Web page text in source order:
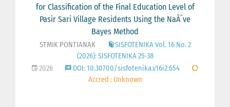
for Classification of the Final Education Level of
Pasir Sari Village Residents Using the NaÃ¯ve
Bayes Method
STMIK PONTIANAK
SISFOTENIKA Vol. 16 No. 2
(2026): SISFOTENIKA 25-38
2026
DOI: 10.30700/sisfotenika.v16i2.654
Accred : Unknown